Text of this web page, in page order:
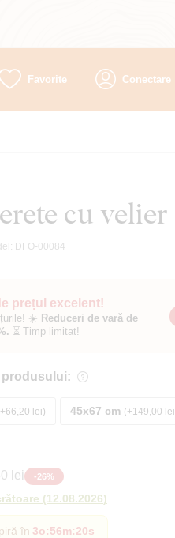
Favorite Conectare
cu velier
DFO-00084
prețul excelent!
☀️ Reduceri de vară de
⏳ Timp limitat!
produsului:
+66,20 lei 45x67 cm +149,00 lei
lei -26%
(12.08.2026)
în 3o:56m:19s